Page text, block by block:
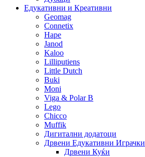
Едукативни и Креативни
Geomag
Connetix
Hape
Janod
Kaloo
Lilliputiens
Little Dutch
Buki
Moni
Viga & Polar B
Lego
Chicco
Muffik
Дигитални додатоци
Дрвени Едукативни Играчки
Дрвени Куќи